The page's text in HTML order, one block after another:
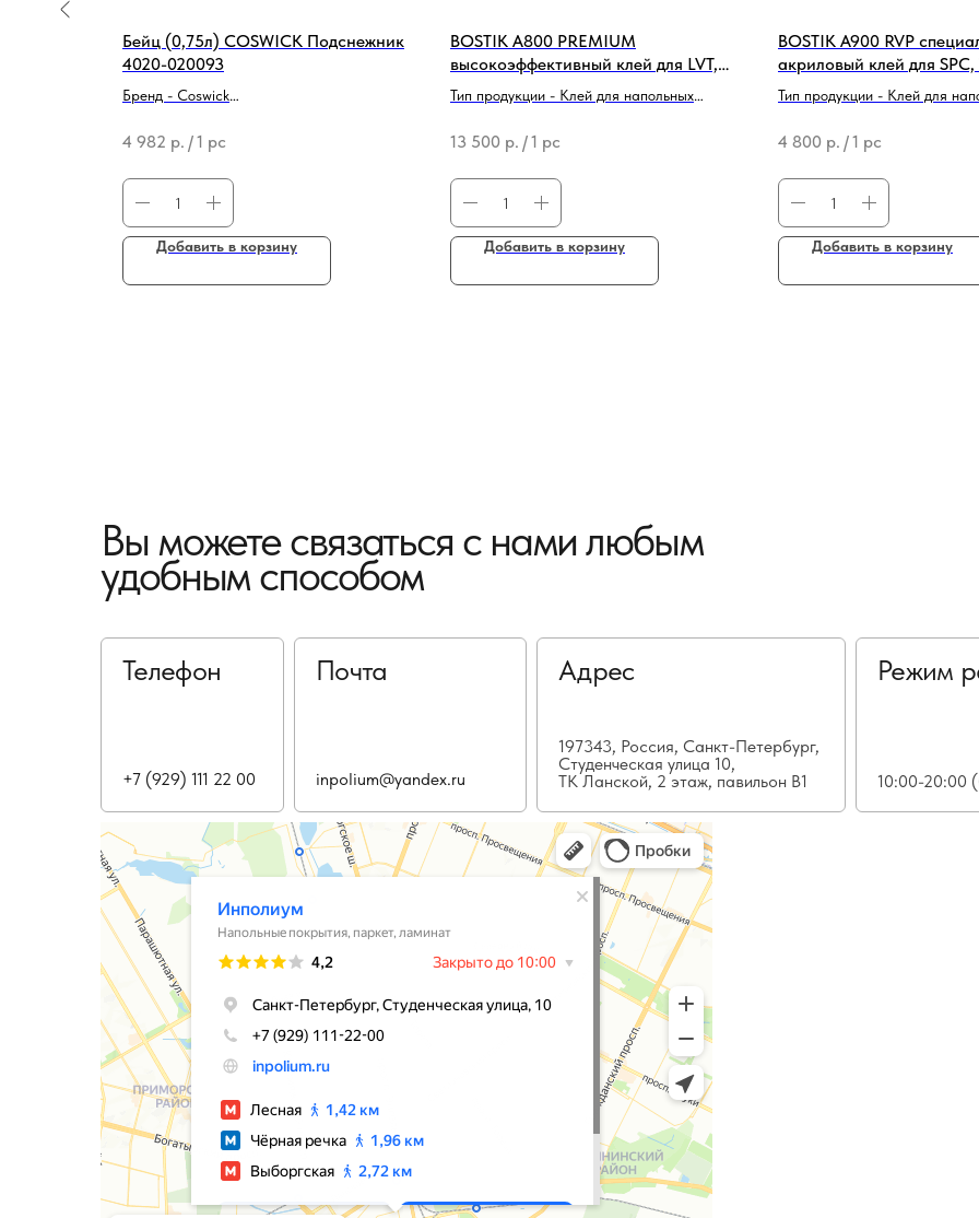
Бейц (0,75л) COSWICK Подснежник
4020-020093
Бренд - Coswick
реставрации/ремонта
4 982 р. /1 pc
Добавить в корзину
BOSTIK A800 PREMIUM
высокоэффективный клей для LVT,
ПВХ, каучука 14 кг
Тип продукции - Клей для напольных
Бренд - Bostik
13 500 р. /1 pc
Добавить в корзину
BOSTIK A900 RVP
акриловый клей для SPC,
LVT|LVP 6 кг
Тип продукции - Клей для
Бренд - Bostik
4 800 р. /1 pc
Добавить в корзину
Вы можете связаться с нами любым
удобным способом
Телефон Почта Адрес
197343, Россия, Санкт-Петербург,
Студенческая улица 10,
ТК Ланской, 2 этаж, павильон В1
Режим
10:00-20:00
+7 (929) 111 22 00 inpolium@yandex.ru